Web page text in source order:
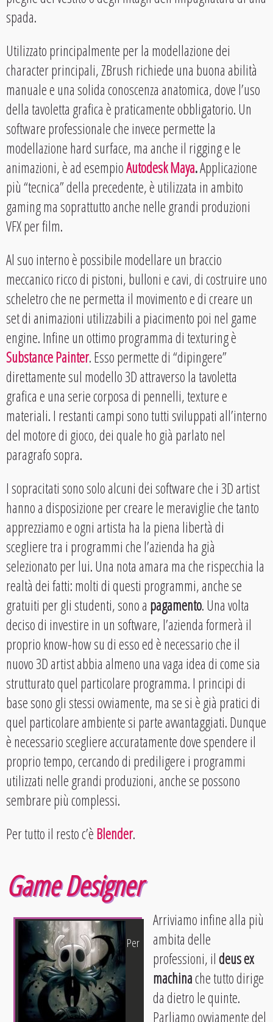
spada.
Utilizzato principalmente per la modellazione dei
character principali, ZBrush richiede una buona abilità
manuale e una solida conoscenza anatomica, dove l’uso
della tavoletta grafica è praticamente obbligatorio. Un
software professionale che invece permette la
modellazione hard surface, ma anche il rigging e le
animazioni, è ad esempioAutodesk Maya.Applicazione
più “tecnica” della precedente, è utilizzata in ambito
gaming ma soprattutto anche nelle grandi produzioni
VFX per film.
Al suo interno è possibile modellare un braccio
meccanico ricco di pistoni, bulloni e cavi, di costruire uno
scheletro che ne permetta il movimento e di creare un
set di animazioni utilizzabili a piacimento poi nel game
engine. Infine un ottimo programma di texturing è
Substance Painter. Esso permette di “dipingere”
direttamente sul modello 3D attraverso la tavoletta
grafica e una serie corposa di pennelli, texture e
materiali. I restanti campi sono tutti sviluppati all’interno
del motore di gioco, dei quale ho già parlato nel
paragrafo sopra.
I sopracitati sono solo alcuni dei software che i 3D artist
hanno a disposizione per creare le meraviglie che tanto
apprezziamo e ogni artista ha la piena libertà di
scegliere tra i programmi che l’azienda ha già
selezionato per lui. Una nota amara ma che rispecchia la
realtà dei fatti: molti di questi programmi, anche se
gratuiti per gli studenti, sono a pagamento. Una volta
deciso di investire in un software, l’azienda formerà il
proprio know-how su di esso ed è necessario che il
nuovo 3D artist abbia almeno una vaga idea di come sia
strutturato quel particolare programma. I principi di
base sono gli stessi ovviamente, ma se si è già pratici di
quel particolare ambiente si parte avvantaggiati. Dunque
è necessario scegliere accuratamente dove spendere il
proprio tempo, cercando di prediligere i programmi
utilizzati nelle grandi produzioni, anche se possono
sembrare più complessi.
Per tutto il resto c’èBlender.
Game Designer
Per
Arriviamo infine alla più
ambita delle
professioni, ildeus ex
machinache tutto dirige
da dietro le quinte.
Parliamo ovviamente del